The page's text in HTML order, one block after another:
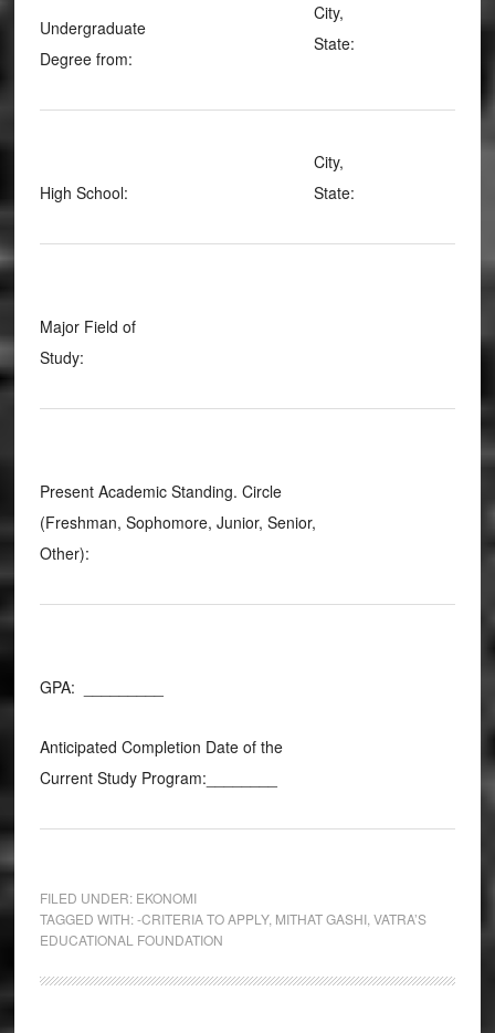
Undergraduate
Degree from:
City,
State:
High School:
City,
State:
Major Field of
Study:
Present Academic Standing. Circle
(Freshman, Sophomore, Junior, Senior,
Other):
GPA: _________
Anticipated Completion Date of the
Current Study Program:________
FILED UNDER: EKONOMI
TAGGED WITH:-CRITERIA TO APPLY, MITHAT GASHI, VATRA’S
EDUCATIONAL FOUNDATION